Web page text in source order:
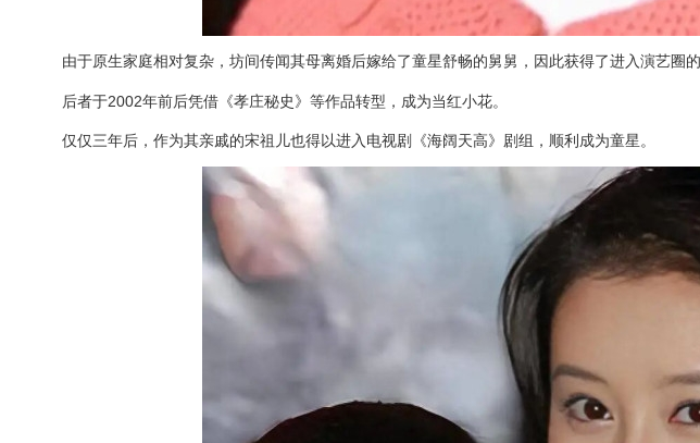
由于原生家庭相对复杂，坊间传闻其母离婚后嫁给了童星舒畅的舅舅，因此获得了进入演艺圈的
后者于2002年前后凭借《孝庄秘史》等作品转型，成为当红小花。
仅仅三年后，作为其亲戚的宋祖儿也得以进入电视剧《海阔天高》剧组，顺利成为童星。